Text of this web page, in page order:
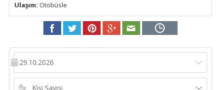
Ulaşım: Otobüsle
29.10.2026
Kişi Sayısı